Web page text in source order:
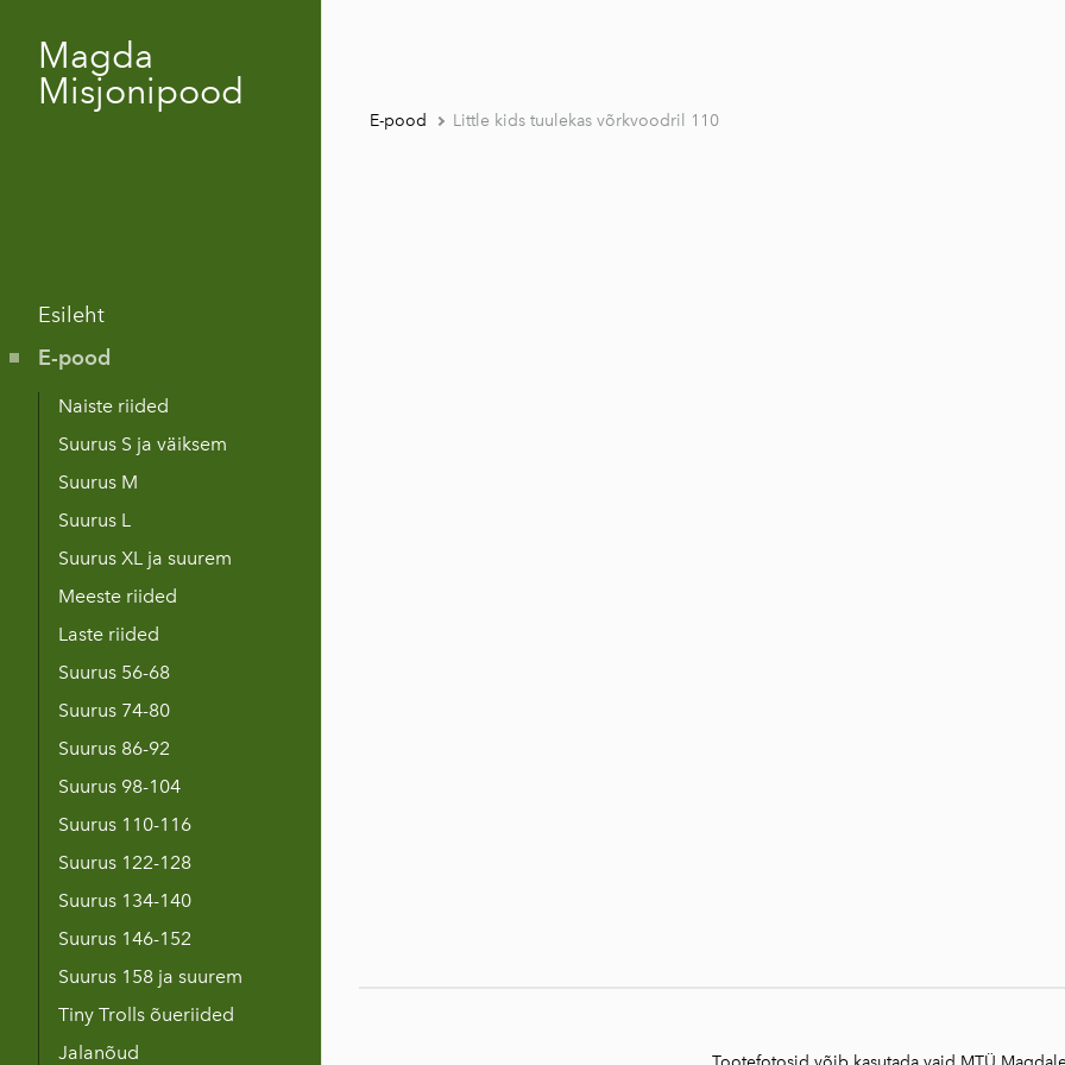
Magda
Misjonipood
Esileht
E-pood
Naiste riided
Suurus S ja väiksem
Suurus M
Suurus L
Suurus XL ja suurem
Meeste riided
Laste riided
Suurus 56-68
Suurus 74-80
Suurus 86-92
Suurus 98-104
Suurus 110-116
Suurus 122-128
Suurus 134-140
Suurus 146-152
Suurus 158 ja suurem
Tiny Trolls õueriided
Jalanõud
E-pood Little kids tuulekas võrkvoodril 110